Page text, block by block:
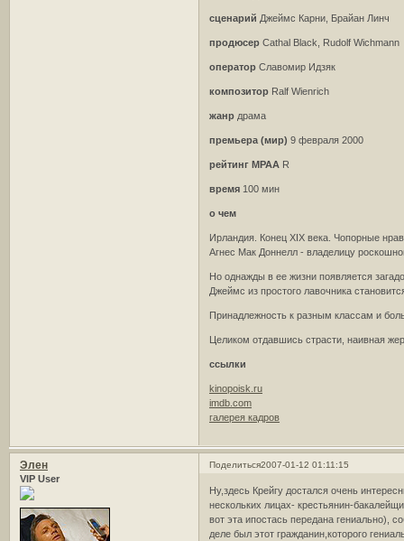
сценарий Джеймс Карни, Брайан Линч
продюсер Cathal Black, Rudolf Wichmann
оператор Славомир Идзяк
композитор Ralf Wienrich
жанр драма
премьера (мир)9 февраля 2000
рейтинг MPAA R
время 100 мин
о чем
Ирландия. Конец XIX века. Чопорные
Агнес Мак Доннелл - владелицу
Но однажды в ее жизни появляется
Джеймс из простого лавочника
Принадлежность к разным классам и
Целиком отдавшись страсти, наивная
ссылки
kinopoisk.ru
imdb.com
галерея кадров
Поделиться2007-01-12 01:11:15
Элен
VIP User
Ну,здесь Крейгу достался очень
нескольких лицах- крестьянин-
вот эта ипостась передана гениально),
деле был этот гражданин,которого